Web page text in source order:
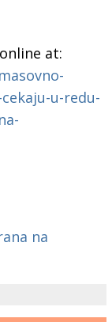
at:
u-redu-
na